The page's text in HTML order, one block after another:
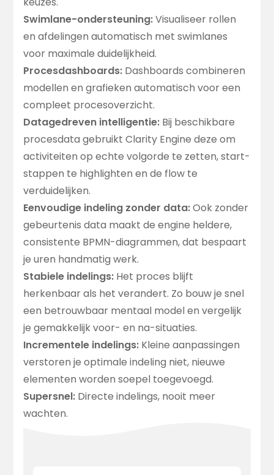
Swimlane-ondersteuning:Visualiseer rollen
en afdelingen automatisch met swimlanes
voor maximale duidelijkheid.
Procesdashboards: Dashboards combineren
modellen en grafieken automatisch voor een
compleet procesoverzicht.
Datagedreven intelligentie: Bij beschikbare
procesdata gebruikt Clarity Engine deze om
activiteiten op echte volgorde te zetten, start-
stappen te highlighten en de flow te
verduidelijken.
Eenvoudige indeling zonder data:Ook zonder
gebeurtenis data maakt de engine heldere,
consistente BPMN-diagrammen, dat bespaart
je uren handmatig werk.
Stabiele indelings: Het proces blijft
herkenbaar als het verandert. Zo bouw je snel
een betrouwbaar mentaal model en vergelijk
je gemakkelijk voor- en na-situaties.
Incrementele indelings: Kleine aanpassingen
verstoren je optimale indeling niet, nieuwe
elementen worden soepel toegevoegd.
Supersnel: Directe indelings, nooit meer
wachten.